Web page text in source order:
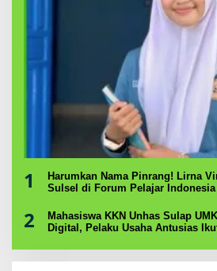
1
Harumkan Nama Pinrang! Lirna
Sulsel di Forum Pelajar Indonesia
2
Mahasiswa KKN Unhas Sulap
Digital, Pelaku Usaha Antusias